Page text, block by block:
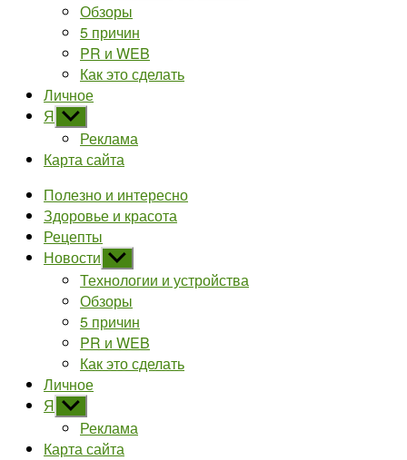
Обзоры
5 причин
PR и WEB
Как это сделать
Личное
Я Показывать
подменю
Реклама
Карта сайта
Полезно и интересно
Здоровье и красота
Рецепты
Новости Показывать
подменю
Технологии и устройства
Обзоры
5 причин
PR и WEB
Как это сделать
Личное
Я Показывать
подменю
Реклама
Карта сайта